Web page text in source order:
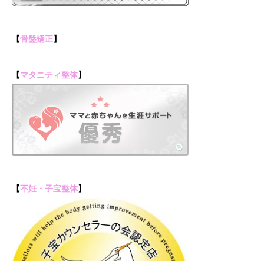
【骨盤矯正】
【マタニティ整体】
【不妊・子宝整体】